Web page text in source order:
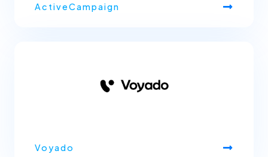
ActiveCampaign
Voyado